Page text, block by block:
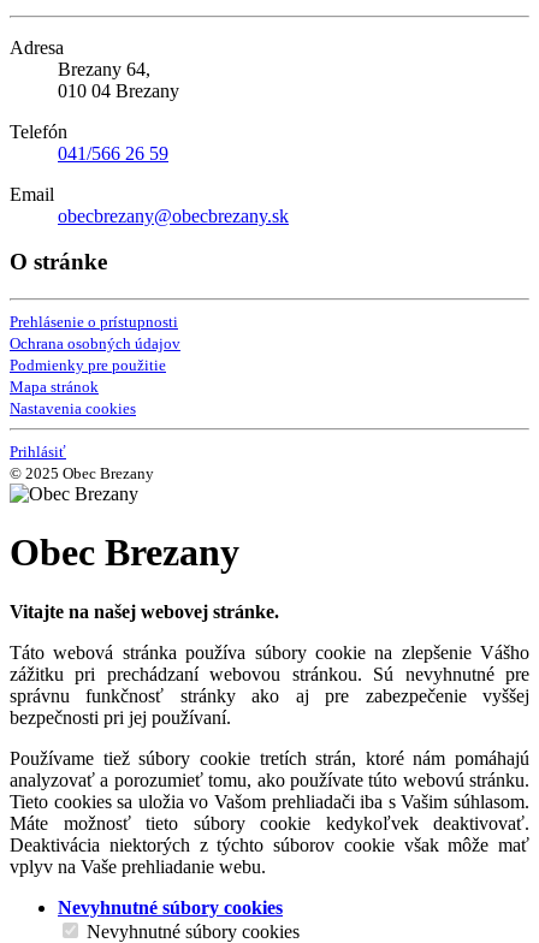
Adresa
Brezany 64,
010 04 Brezany
Telefón
041/566 26 59
Email
obecbrezany@obecbrezany.sk
O stránke
Prehlásenie o prístupnosti
Ochrana osobných údajov
Podmienky pre použitie
Mapa stránok
Nastavenia cookies
Prihlásiť
© 2025 Obec Brezany
Obec Brezany
Vitajte na našej webovej stránke.
Táto webová stránka používa súbory cookie na zlepšenie Vášho
zážitku pri prechádzaní webovou stránkou. Sú nevyhnutné pre
správnu funkčnosť stránky ako aj pre zabezpečenie vyššej
bezpečnosti pri jej používaní.
Používame tiež súbory cookie tretích strán, ktoré nám pomáhajú
analyzovať a porozumieť tomu, ako používate túto webovú stránku.
Tieto cookies sa uložia vo Vašom prehliadači iba s Vašim súhlasom.
Máte možnosť tieto súbory cookie kedykoľvek deaktivovať.
Deaktivácia niektorých z týchto súborov cookie však môže mať
vplyv na Vaše prehliadanie webu.
Nevyhnutné súbory cookies
Nevyhnutné súbory cookies